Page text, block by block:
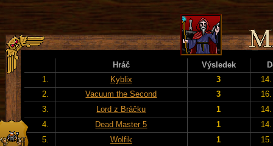
Hráč Výsledek
1.
Kyblix 3
2.
Vacuum the Second 3
3.
Lord z Bráčku 1
4.
Dead Master 5 1
5.
Wolfik 1